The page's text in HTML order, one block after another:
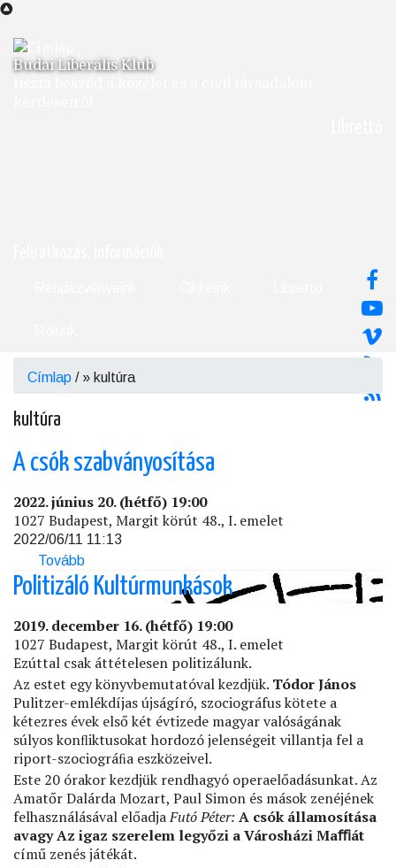
Ugrás
tartalomra
Budai Liberális Klub
Morzsa
Címlap / kultúra
kultúra
A csók szabványosítása
2022. június 20. (hétfő) 19:00
1027 Budapest, Margit körút 48., I. emelet
2022/06/11 11:13
Tovább
csók
szabványosítása)
Politizáló Kultúrmunkások
2019. december 16. (hétfő) 19:00
1027 Budapest, Margit körút 48., I. emelet
Ezúttal csak áttételesen politizálunk.
Az estet egy könyvbemutatóval kezdjük. Tódor János
Pulitzer-emlékdíjas újságíró, szociográfus kötete a
kétezres évek első két évtizede magyar valóságának
súlyos konﬂiktusokat hordozó jelenségeit villantja fel a
riport-szociográﬁa eszközeivel.
Este 20 órakor kezdjük rendhagyó operaelőadásunkat. Az
Amatőr Dalárda Mozart, Paul Simon és mások zenéjének
felhasználásával előadjaFutó Péter: A csók államosítása
avagy Az igaz szerelem legyőzi a Városházi Maﬃát
című zenés játékát.